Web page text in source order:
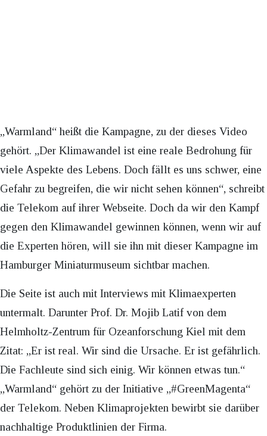
„Warmland“ heißt die Kampagne, zu der dieses Video
gehört. „Der Klimawandel ist eine reale Bedrohung für
viele Aspekte des Lebens. Doch fällt es uns schwer, eine
Gefahr zu begreifen, die wir nicht sehen können“, schreibt
die Telekom auf ihrer Webseite. Doch da wir den Kampf
gegen den Klimawandel gewinnen können, wenn wir auf
die Experten hören, will sie ihn mit dieser Kampagne im
Hamburger Miniaturmuseum sichtbar machen.
Die Seite ist auch mit Interviews mit Klimaexperten
untermalt. Darunter Prof. Dr. Mojib Latif von dem
Helmholtz-Zentrum für Ozeanforschung Kiel mit dem
Zitat: „Er ist real. Wir sind die Ursache. Er ist gefährlich.
Die Fachleute sind sich einig. Wir können etwas tun.“
„Warmland“ gehört zu der Initiative „#GreenMagenta“
der Telekom. Neben Klimaprojekten bewirbt sie darüber
nachhaltige Produktlinien der Firma.